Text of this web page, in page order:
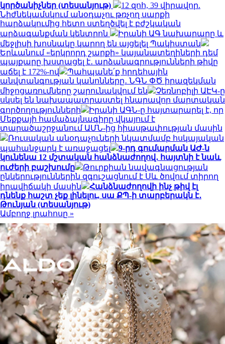
կործանիչներ (տեսանյութ)
12 զոհ, 39 վիրավոր.
Նիժնեկամսկում անօդաչու թռչող սարքի
հարձակումից հետո ստեղծվել է բժշկական
արձագանքման կենտրոն
Իրանի ԱԳ նախարարը և
մեջլիսի խոսնակը կարող են այցելել Պակիստան
Երևանում «երկրորդ շարքի» կայանատեղիների դեմ
պայքարը խստացել է․ արձանագրությունների թիվը
աճել է 172%-ով
Պահպանե՛ք հրդեհային
անվտանգության կանոնները․ ՆԳՆ ՓԾ իրազեկման
միջոցառումները շարունակվում են
Չեռնոբիլի ԱԷԿ-ը
սկսել են նախապատրաստել հնարավոր մարտական
գործողությունների
Իրանի ԱԳՆ-ը հայտարարել է, որ
Մեքքայի համաձայնագիրը վկայում է
տարածաշրջանում ԱՄՆ-ից հիասթափության մասին
Ռուսական անօդաչուների նկատմամբ հսկայական
պահանջարկ է առաջացել
9-րդ գումարման ԱԺ-ն
կունենա 12 մշտական հանձնաժողով․ հայտնի է նաև
ուժերի բաշխումը
Թուրքիան նավագնացության
ընկերություններին զգուշացնում է Սև ծովում տիրող
իրավիճակի մասին
Հանձնաժողովի ինչ թիվ էլ
դնենք հաշտ չեք լինելու, սա ՔՊ-ի տարբերակն է․
Թունյան (տեսանյութ)
Ամբողջ լրահոսը »